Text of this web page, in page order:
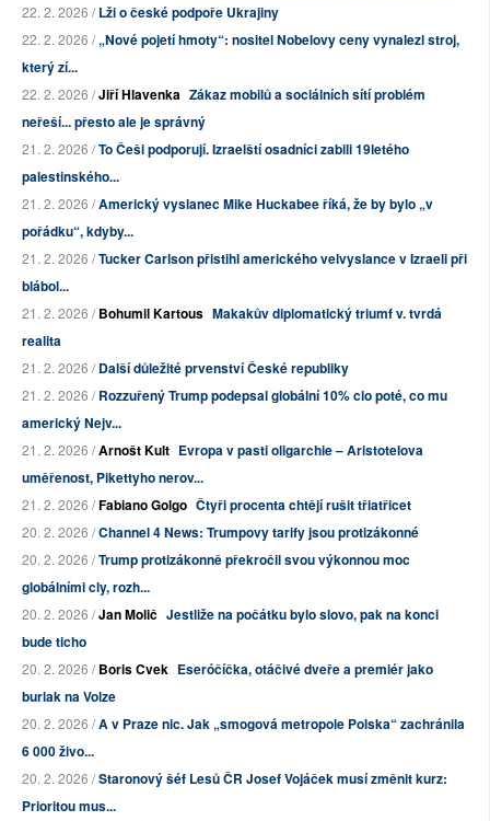
22. 2. 2026 /Lži o české podpoře Ukrajiny
22. 2. 2026 /„Nové pojetí hmoty“: nositel Nobelovy ceny vynalezl stroj,
který zí...
22. 2. 2026 /Jiří Hlavenka Zákaz mobilů a sociálních sítí problém
neřeší... přesto ale je správný
21. 2. 2026 /To Češi podporují. Izraelští osadníci zabili 19letého
palestinského...
21. 2. 2026 /Americký vyslanec Mike Huckabee říká, že by bylo „v
pořádku“, kdyby...
21. 2. 2026 /Tucker Carlson přistihl amerického velvyslance v Izraeli při
blábol...
21. 2. 2026 /Bohumil Kartous Makakův diplomatický triumf v. tvrdá
realita
21. 2. 2026 /Další důležité prvenství České republiky
21. 2. 2026 /Rozzuřený Trump podepsal globální 10% clo poté, co mu
americký Nejv...
21. 2. 2026 /Arnošt Kult Evropa v pasti oligarchie – Aristotelova
uměřenost, Pikettyho nerov...
21. 2. 2026 /Fabiano Golgo Čtyři procenta chtějí rušit třiatřicet
20. 2. 2026 /Channel 4 News: Trumpovy tarify jsou protizákonné
20. 2. 2026 /Trump protizákonně překročil svou výkonnou moc
globálními cly, rozh...
20. 2. 2026 /Jan Molič Jestliže na počátku bylo slovo, pak na konci
bude ticho
20. 2. 2026 /Boris Cvek Eseróčíčka, otáčivé dveře a premiér jako
burlak na Volze
20. 2. 2026 /A v Praze nic. Jak „smogová metropole Polska“ zachránila
6 000 živo...
20. 2. 2026 /Staronový šéf Lesů ČR Josef Vojáček musí změnit kurz:
Prioritou mus...